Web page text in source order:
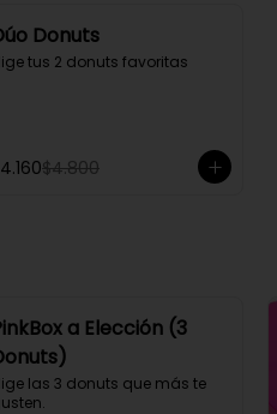
Donuts
tus 2 donuts favoritas
$4.800
a Elección (3
las 3 donuts que más te